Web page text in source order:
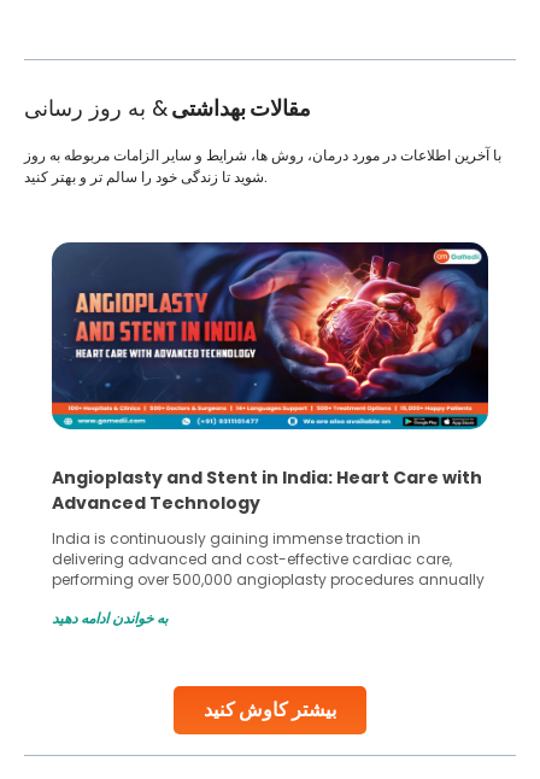
مقالات بهداشتی& به روز رسانی
بیشتر کاوش کنید
با آخرین اطلاعات در مورد درمان، روش ها، شرایط و سایر الزامات مربوطه به روز
شوید تا زندگی خود را سالم تر و بهتر کنید.
5 Essential Steps for Effective Human Sperm
Collection and Processing Methods
Human sperm collection and processing are critical steps
in advanced reproductive techniques like In Vitro
Fertilization (IVF) and intrauterine insemination (IUI). These
challenges and help couples achieve their dream of
collected, they process the
به خواندن ادامه دهید